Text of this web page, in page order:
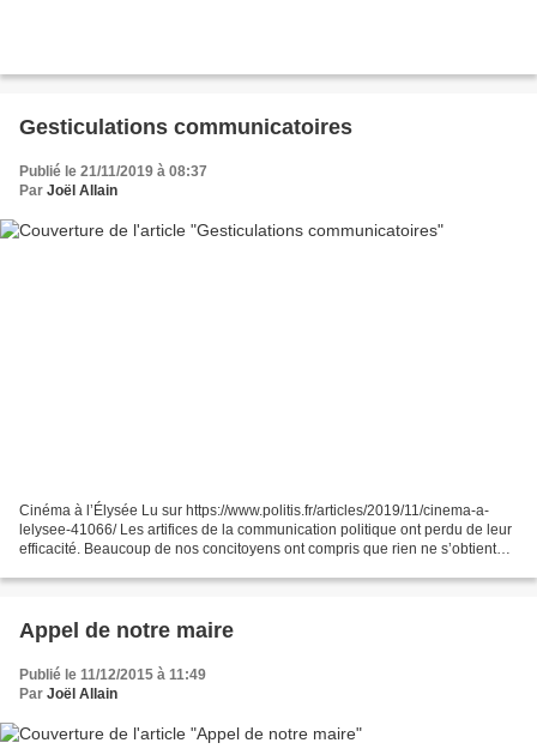
Gesticulations communicatoires
Publié le 21/11/2019 à 08:37
Par Joël Allain
Cinéma à l’Élysée Lu sur https://www.politis.fr/articles/2019/11/cinema-a-
lelysee-41066/ Les artifices de la communication politique ont perdu de leur
efficacité. Beaucoup de nos concitoyens ont compris que rien ne s’obtient
Appel de notre maire
Publié le 11/12/2015 à 11:49
Par Joël Allain